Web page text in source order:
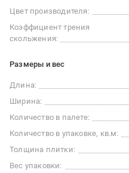
Цвет производителя:
Коэффициент трения
скольжения:
Размеры и вес
Длина:
Ширина:
Количество в палете:
Количество в упаковке, кв.м:
Толщина плитки:
Вес упаковки: